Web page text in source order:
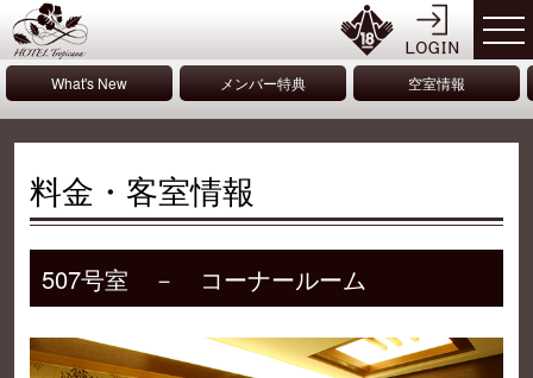
What's New メンバー特典 空室情報
料金・客室情報
507号室 － コーナールーム